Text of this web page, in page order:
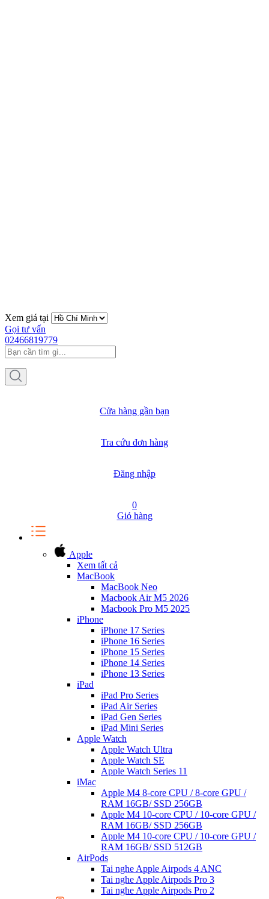
Xem giá tại
Gọi tư vấn
02466819779
Cửa hàng gần bạn
Tra cứu đơn hàng
Đăng nhập
0
Giỏ hàng
Apple
Xem tất cả
MacBook
MacBook Neo
Macbook Air M5 2026
Macbook Pro M5 2025
iPhone
iPhone 17 Series
iPhone 16 Series
iPhone 15 Series
iPhone 14 Series
iPhone 13 Series
iPad
iPad Pro Series
iPad Air Series
iPad Gen Series
iPad Mini Series
Apple Watch
Apple Watch Ultra
Apple Watch SE
Apple Watch Series 11
iMac
Apple M4 8-core CPU / 8-core GPU /
RAM 16GB/ SSD 256GB
Apple M4 10-core CPU / 10-core GPU /
RAM 16GB/ SSD 256GB
Apple M4 10-core CPU / 10-core GPU /
RAM 16GB/ SSD 512GB
AirPods
Tai nghe Apple Airpods 4 ANC
Tai nghe Apple Airpods Pro 3
Tai nghe Apple Airpods Pro 2